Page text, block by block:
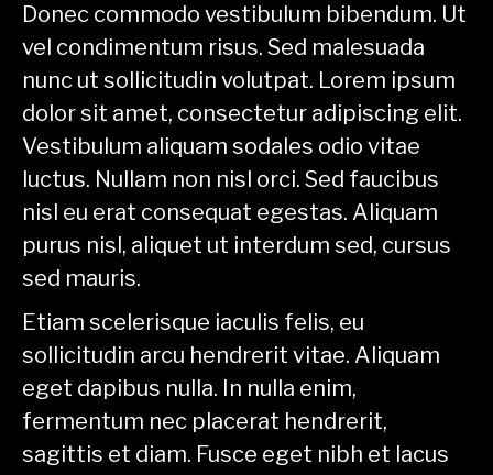
Donec commodo vestibulum bibendum. Ut
vel condimentum risus. Sed malesuada
nunc ut sollicitudin volutpat. Lorem ipsum
dolor sit amet, consectetur adipiscing elit.
Vestibulum aliquam sodales odio vitae
luctus. Nullam non nisl orci. Sed faucibus
nisl eu erat consequat egestas. Aliquam
purus nisl, aliquet ut interdum sed, cursus
sed mauris.
Etiam scelerisque iaculis felis, eu
sollicitudin arcu hendrerit vitae. Aliquam
eget dapibus nulla. In nulla enim,
fermentum nec placerat hendrerit,
sagittis et diam. Fusce eget nibh et lacus